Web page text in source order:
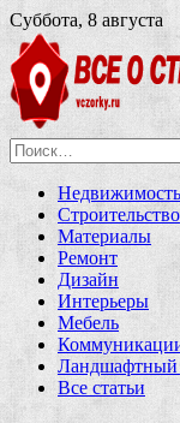
Суббота, 8 августа
Найти:
Недвижимость
Строительство
Материалы
Ремонт
Дизайн
Интерьеры
Мебель
Ландшафтный
Все статьи